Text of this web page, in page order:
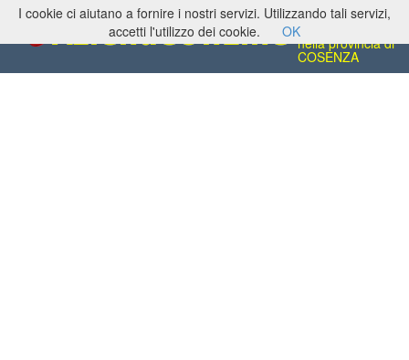
Vetri, Vetrate,
Cristalli e Plexiglas
nella provincia di
COSENZA
I cookie ci aiutano a fornire i nostri servizi. Utilizzando tali servizi,
accetti l'utilizzo dei cookie.
OK